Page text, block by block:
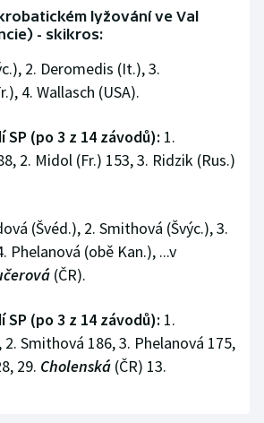
lyžování ve Val
- skikros:
2. Deromedis (It.), 3.
4. Wallasch (USA).
SP (po 3 z 14 závodů): 1.
2. Midol (Fr.) 153, 3. Ridzik (Rus.)
(Švéd.), 2. Smithová (Švýc.), 3.
Phelanová (obě Kan.), ...v
(ČR).
SP (po 3 z 14 závodů): 1.
2. Smithová 186, 3. Phelanová 175,
29. Cholenská (ČR) 13.